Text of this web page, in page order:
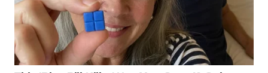
WN
TAPANULI
UTARA
WN